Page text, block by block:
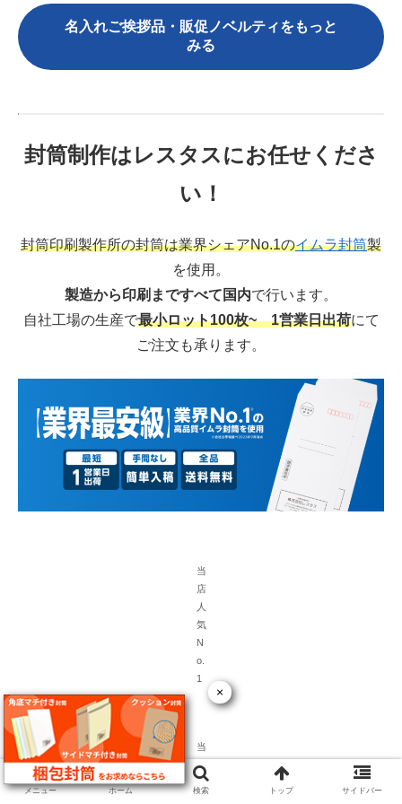
名入れご挨拶品・販促ノベルティをもっと
みる
封筒制作はレスタスにお任せくださ
い！
封筒印刷製作所の封筒は業界シェアNo.1のイムラ封筒製
を使用。
製造から印刷まですべて国内で行います。
自社工場の生産で最小ロット100枚~ 1営業日出荷にて
ご注文も承ります。
当
店
人
気
N
o.
1
当
店
人
メニュー ホーム 検索 トップ サイドバー
×